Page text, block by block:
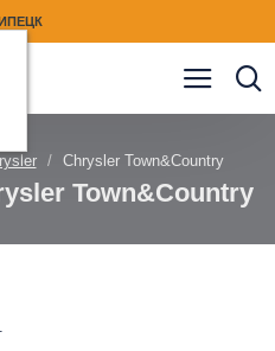
Chrysler Town&Country
Town&Country